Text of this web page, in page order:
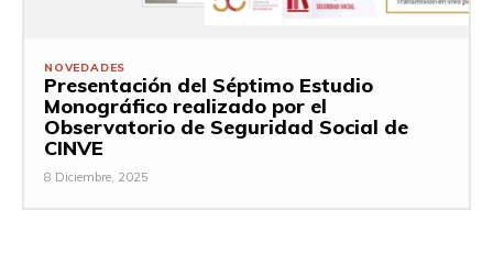
NOVEDADES
Presentación del Séptimo Estudio
Monográfico realizado por el
Observatorio de Seguridad Social de
CINVE
8 Diciembre, 2025